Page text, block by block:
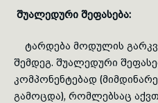
შუალედური შეფასება:
ტარდება მოდულის
შემდეგ. შუა­ლე­დური
კომპონენტებად
გამოცდა), რომლებსაც